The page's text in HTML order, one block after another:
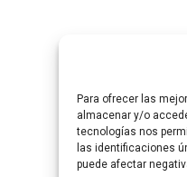
Para ofrecer las
almacenar y/o
tecnologías nos
las identificaciones
puede afectar